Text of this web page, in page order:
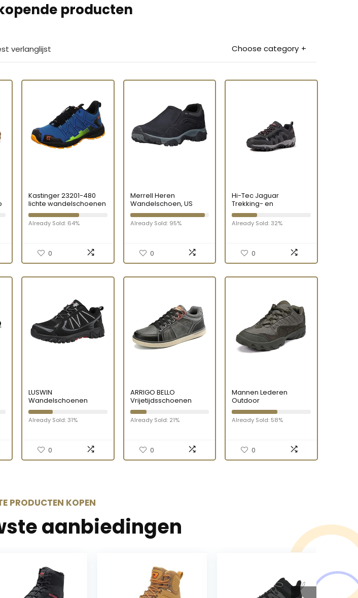
producten
verlanglijst Choose category
Kastinger 23201-480
lichte wandelschoenen
voor heren
Already Sold: 64%
0
Merrell Heren
Wandelschoen, US
Already Sold: 95%
0
Hi-Tec Jaguar
Trekking- en
wandelschoenen voor
heren, maat 48.5
Already Sold: 32%
0
LUSWIN
Wandelschoenen
Heren Ademend
Laagbouw Wandelen
Trainers Lichtgewicht
Already Sold: 31%
0
ARRIGO BELLO
Vrijetijdsschoenen
heren sneakers
schoenen
wandelschoenen
outdoor lichtgewicht
trainers maat 41-46
Already Sold: 21%
0
Mannen Lederen
Outdoor
Wandelschoenen Anti-
Slip Laagbouw Trekking
Wandelschoenen
Already Sold: 58%
0
PRODUCTEN KOPEN
aanbiedingen